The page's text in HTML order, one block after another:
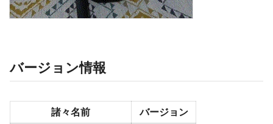
バージョン情報
諸々名前
バージョン